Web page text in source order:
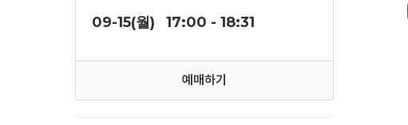
09-15(월) 17:00 - 18:31
예매하기